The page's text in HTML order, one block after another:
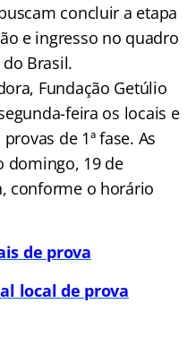
concluir a etapa
e ingresso no quadro
Brasil.
Fundação Getúlio
feira os locais e
de 1ª fase. As
domingo, 19 de
conforme o horário
de prova
local de prova